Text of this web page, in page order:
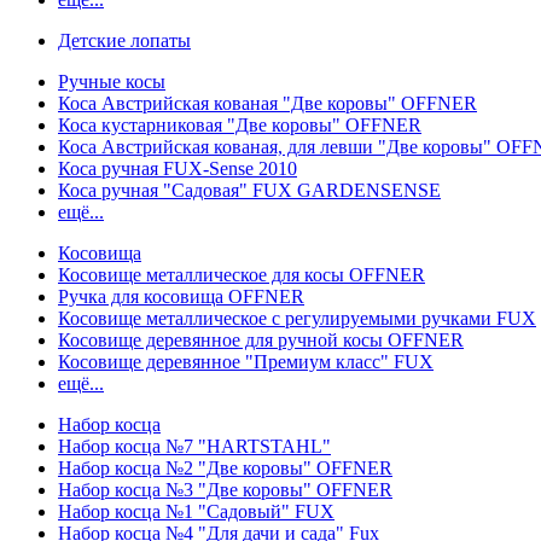
Детские лопаты
Ручные косы
Коса Австрийская кованая "Две коровы" OFFNER
Коса кустарниковая "Две коровы" OFFNER
Коса Австрийская кованая, для левши "Две коровы"
Коса ручная FUX-Sense 2010
Коса ручная "Садовая" FUX GARDENSENSE
ещё...
Косовища
Косовище металлическое для косы OFFNER
Ручка для косовища OFFNER
Косовище металлическое с регулируемыми ручками FUX
Косовище деревянное для ручной косы OFFNER
Косовище деревянное "Премиум класс" FUX
ещё...
Набор косца
Набор косца №7 "HARTSTAHL"
Набор косца №2 "Две коровы" OFFNER
Набор косца №3 "Две коровы" OFFNER
Набор косца №1 "Садовый" FUX
Набор косца №4 "Для дачи и сада" Fux